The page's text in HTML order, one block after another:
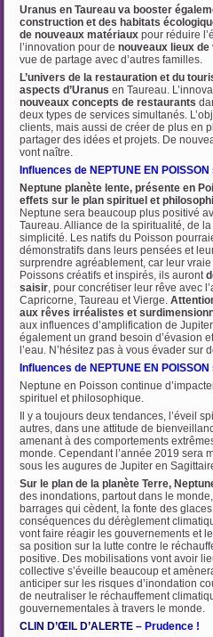
Uranus en Taureau va booster
construction et des habitats
de nouveaux matériaux pour réduire
l’innovation pour denouveaux lieux
vue de partage avec d’autres familles.
L’univers de la restauration et du
aspects d’Uranus en Taureau.
nouveaux concepts de restaurants
deux types de services simultanés.
clients, mais aussi de créer de plus en
partager des idées et projets. De
vont naître.
Influences de NEPTUNE EN
Neptune planète lente, présente en
effets sur le plan spirituel et
Neptune sera beaucoup plus positivé
Taureau. Alliance de la spiritualité, de
simplicité. Les natifs du Poisson
démonstratifs dans leurs pensées et
surprendre agréablement, car leur
Poissons créatifs et inspirés, ils auront
saisir, pour concrétiser leur rêve avec
Capricorne, Taureau et Vierge.
aux rêves irréalistes et
aux influences d’amplification de
également un grand besoin d’évasion
l’eau. N’hésitez pas à vous évader sur
Influences de NEPTUNE EN
Neptune en Poisson continue
spirituel et philosophique.
Il y a toujours deux tendances, l’éveil
autres, dans une attitude de
amenant à des comportements
monde. Cependant l’année 2019 sera
sous les augures de Jupiter en
Sur le plan de la planète Terre,
des inondations, partout dans le
barrages qui cèdent, la fonte des
conséquences du dérèglement
vont faire réagir les gouvernements et
sa position sur la lutte contre le
positive. Des mobilisations vont avoir
collective s’éveille beaucoup et
anticiper sur les risques d’inondation
de neutraliser le réchauffement
gouvernementales à travers le monde.
CLIN D’ŒIL D’ALERTE – Prudence !